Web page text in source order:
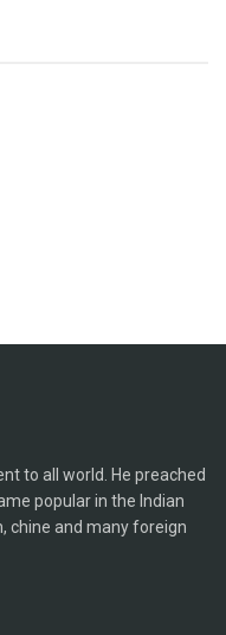
to all world. He preached
popular in the Indian
chine and many foreign